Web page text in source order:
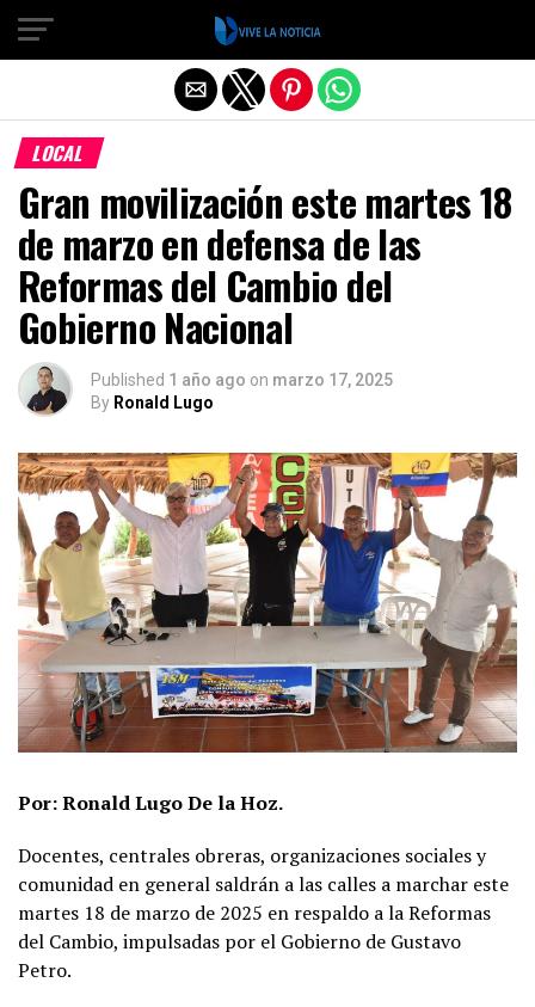
LOCAL
Gran movilización este martes 18
de marzo en defensa de las
Reformas del Cambio del
Gobierno Nacional
Published 1 año ago on marzo 17, 2025
By Ronald Lugo
Por: Ronald Lugo De la Hoz.
Docentes, centrales obreras, organizaciones sociales y
comunidad en general saldrán a las calles a marchar este
martes 18 de marzo de 2025 en respaldo a la Reformas
del Cambio, impulsadas por el Gobierno de Gustavo
Petro.
Salir de la versión móvil